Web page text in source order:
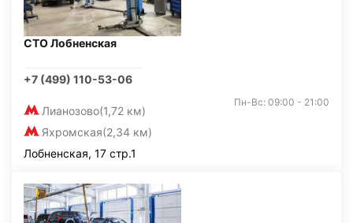
СТО Лобненская
+7 (499) 110-53-06
Лианозово(1,72 км)
Яхромская(2,34 км)
Пн-Вс: 09:00 - 21:00
Лобненская, 17 стр.1